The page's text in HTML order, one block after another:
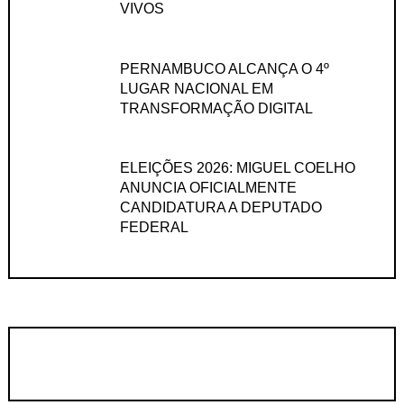
VIVOS
PERNAMBUCO ALCANÇA O 4º
LUGAR NACIONAL EM
TRANSFORMAÇÃO DIGITAL
ELEIÇÕES 2026: MIGUEL COELHO
ANUNCIA OFICIALMENTE
CANDIDATURA A DEPUTADO
FEDERAL